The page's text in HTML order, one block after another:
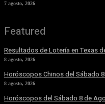
7 agosto, 2026
Featured
Resultados de Lotería en Texas
8 agosto, 2026
Horóscopos Chinos del Sábado
8 agosto, 2026
Horóscopos del Sábado 8 de